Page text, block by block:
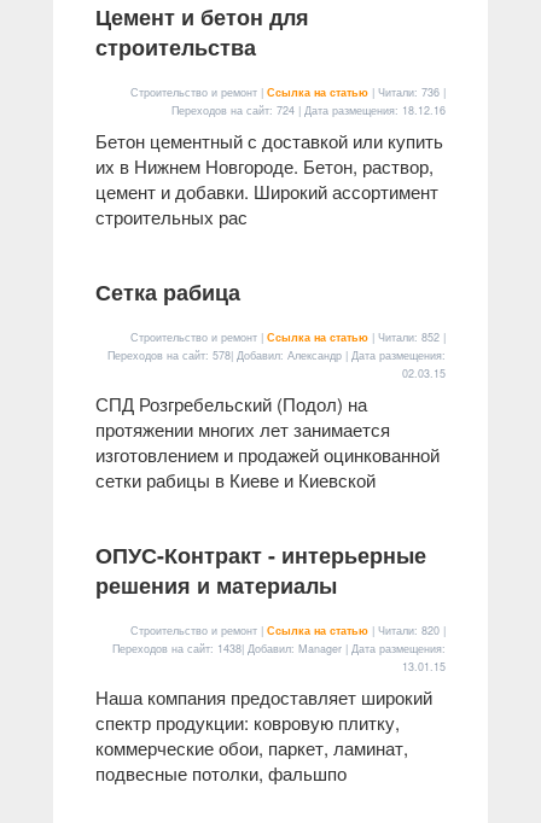
Цемент и бетон для
строительства
Строительство и ремонт | Ссылка на статью | Читали: 736 |
Переходов на сайт: 724 | Дата размещения: 18.12.16
Бетон цементный с доставкой или купить
их в Нижнем Новгороде. Бетон, раствор,
цемент и добавки. Широкий ассортимент
строительных рас
Сетка рабица
Строительство и ремонт | Ссылка на статью | Читали: 852 |
Переходов на сайт: 578| Добавил: Александр | Дата размещения:
02.03.15
СПД Розгребельский (Подол) на
протяжении многих лет занимается
изготовлением и продажей оцинкованной
сетки рабицы в Киеве и Киевской
ОПУС-Контракт - интерьерные
решения и материалы
Строительство и ремонт | Ссылка на статью | Читали: 820 |
Переходов на сайт: 1438| Добавил: Manager | Дата размещения:
13.01.15
Наша компания предоставляет широкий
спектр продукции: ковровую плитку,
коммерческие обои, паркет, ламинат,
подвесные потолки, фальшпо